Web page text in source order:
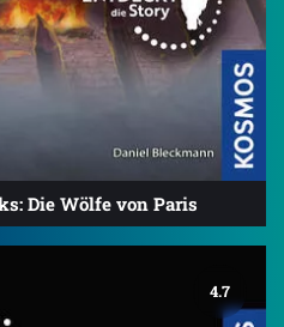
Die Wölfe von Paris
4.7